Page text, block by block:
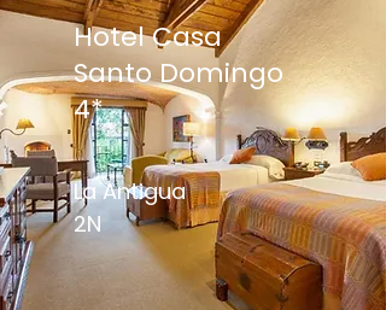
Hotel Casa
Santo Domingo
4*
La Antigua
2N